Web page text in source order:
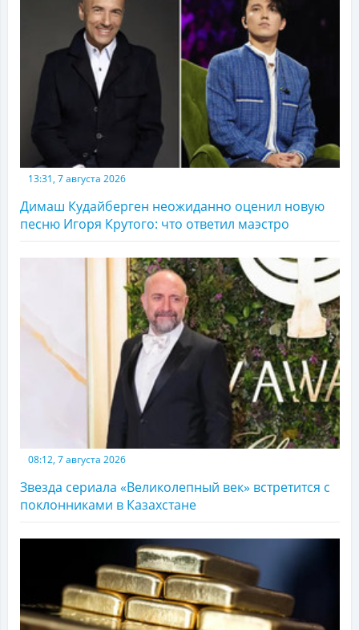
13:31, 7 августа 2026
Димаш Кудайберген неожиданно оценил новую
песню Игоря Крутого: что ответил маэстро
08:12, 7 августа 2026
Звезда сериала «Великолепный век» встретится с
поклонниками в Казахстане